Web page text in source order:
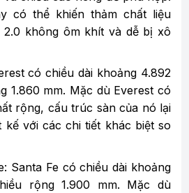
có thể khiến thảm chất liệu
2.0 không ôm khít và dễ bị xô
có chiều dài khoảng 4.892
1.860 mm. Mặc dù Everest có
rộng, cấu trúc sàn của nó lại
kế với các chi tiết khác biệt so
Santa Fe có chiều dài khoảng
rộng 1.900 mm. Mặc dù